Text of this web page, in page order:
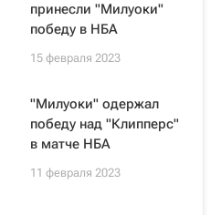
принесли "Милуоки"
победу в НБА
15 февраля 2023
"Милуоки" одержал
победу над "Клипперс"
в матче НБА
11 февраля 2023